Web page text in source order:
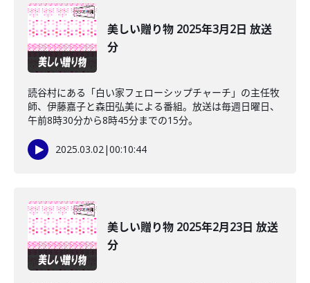
美しい贈り物 2025年3月2日 放送
分
読谷村にある「白い家フェローシップチャーチ」の主任牧
師、伊藤嘉子と森田弘美による番組。放送は毎週日曜日、
午前8時30分から8時45分までの15分。
2025.03.02|00:10:44
美しい贈り物 2025年2月23日 放送
分